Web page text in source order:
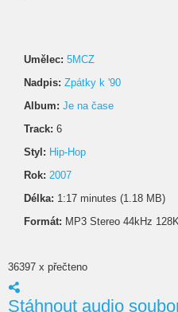
Umělec: 5MCZ
Nadpis: Zpátky k '90
Album: Je na čase
Track: 6
Styl: Hip-Hop
Rok: 2007
Délka: 1:17 minutes (1.18 MB)
Formát: MP3 Stereo 44kHz
36397 x přečteno
Stáhnout audio